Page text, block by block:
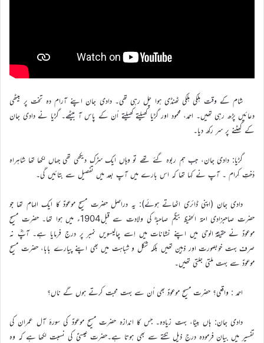
شام کے وقت ہلکی ہلکی ٹھنڈی ہوا چل رہی تھی۔ دادی جان اپنے آرام دہ تخت پر بیٹھی
دعائیں پڑھ رہی تھیں۔ احمد، محمود اور گڑیا کھیلتے کھیلتے اُن کے پاس آ بیٹھے۔ گڑیا نے دادی جان
کے گھٹنے پر سر رکھ دیا۔
گڑیا: دادی جان، جب ہم ربوہ گئے تھے تو وہاں ایک سڑک دیکھی تھی جہاں لکھا تھا شاہراہ
دُختِ کِرام ۔ آپ نے کہا تھا کہ اس بارے میں آپ بعد میں تفصیل سے بتائیں گی۔
دادی جان (اپنی ڈائری اٹھاتے ہوئے): یہ دراصل حضرت مسیح موعودؑ کا ایک الہام تھا جو
حضرت صاحبزادی امة الحفیظ بیگم صاحبہؓ کی ولادت سے قبل1904ء میں ہوا تھا۔ حضرت مسیح
موعودؑ نے حقیقة الوحی میں اپنے نشانات میں اِسے چالیسویں نمبر پر درج فرمایا ہے۔ آپؓ نہ
صرف بہت خوبصورت اور ذہین تھیں بلکہ شکل و شباہت میں بھی اپنے پیارے بابا، حضرت مسیح
موعودؑ سے بہت ملتی جلتی تھیں۔
احمد : واقعی؟ حضرت مسیح موعودؑ بھی اُن سے بہت محبت کرتے ہوں گے ناں؟
دادی جان: ہاں بیٹا، بہت زیادہ۔ جس کا اندازہ حضرت مسیح موعودؑ کی سورۂ آل عمران کی
تفسیر میں بیان فرمودہ درج ذیل نکتے سے بھی ہوتا ہے۔حضرت عیسیٰؑ کی نسبت لکھا ہے کہ وہ